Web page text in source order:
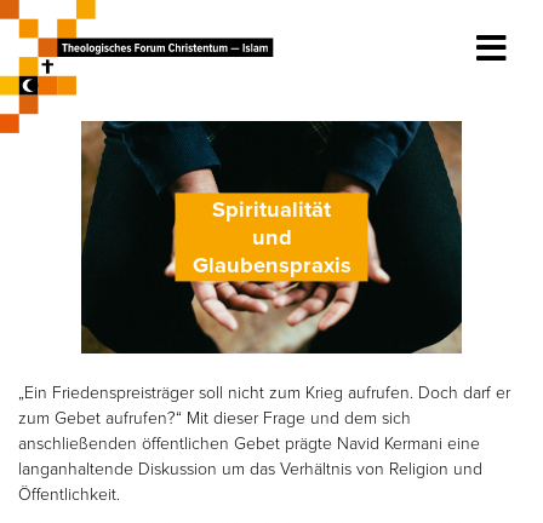
Spiritualität
und
Glaubenspraxis
„Ein Friedenspreisträger soll nicht zum Krieg aufrufen. Doch darf er
zum Gebet aufrufen?“ Mit dieser Frage und dem sich
anschließenden öffentlichen Gebet prägte Navid Kermani eine
langanhaltende Diskussion um das Verhältnis von Religion und
Öffentlichkeit.